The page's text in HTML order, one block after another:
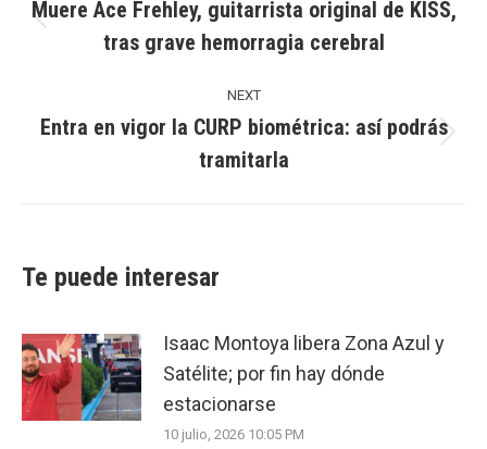
post:
Muere Ace Frehley, guitarrista original de KISS,
tras grave hemorragia cerebral
NEXT
post:
Entra en vigor la CURP biométrica: así podrás
tramitarla
Te puede interesar
Isaac Montoya libera Zona Azul y
Satélite; por fin hay dónde
estacionarse
10 julio, 2026 10:05 PM